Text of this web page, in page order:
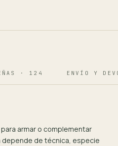
· 124 ENVÍO Y
para armar o complementar
depende de técnica, especie